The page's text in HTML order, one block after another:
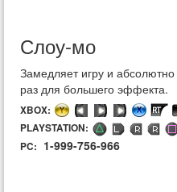
Слоу-мо
Замедляет игру и
раз для большего эффекта.
XBOX:
PLAYSTATION:
PC: 1-999-756-966